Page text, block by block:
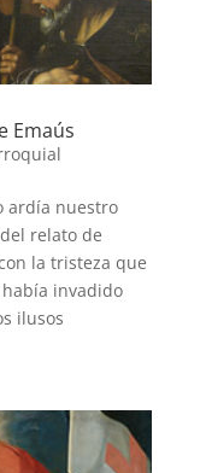
Emaús
ardía nuestro
relato de
la tristeza que
invadido
ilusos